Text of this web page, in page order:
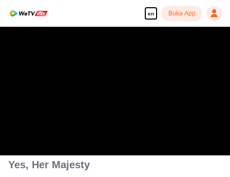
en Buka App
Yes, Her Majesty